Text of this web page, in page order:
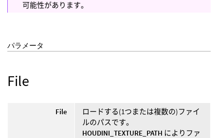
可能性があります。
パラメータ
File
File
ロードする(1つまたは複数の)ファイ
ルのパスです。
HOUDINI_TEXTURE_PATH によりファ